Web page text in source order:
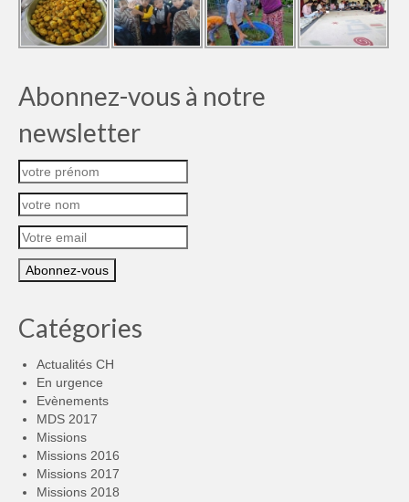
Abonnez-vous à notre
newsletter
Catégories
Actualités CH
En urgence
Evènements
MDS 2017
Missions
Missions 2016
Missions 2017
Missions 2018